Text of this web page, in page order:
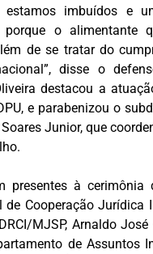
imbuídos e
porque o alimentante
de se tratar do
disse o
destacou a
e parabenizou o
Junior, que
presentes à cerimônia
de Cooperação Jurídica
MJSP, Arnaldo
de Assuntos